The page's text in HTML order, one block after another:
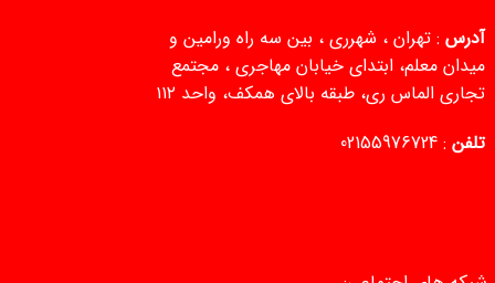
آدرس : تهران ، شهرری ، بین سه راه ورامین و
میدان معلم، ابتدای خیابان مهاجری ، مجتمع
تجاری الماس ری، طبقه بالای همکف، واحد ۱۱۲
تلفن :
02155976724